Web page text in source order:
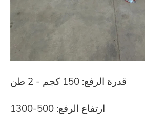
قدرة الرفع: 150 كجم - 2 طن
ارتفاع الرفع: 500-1300